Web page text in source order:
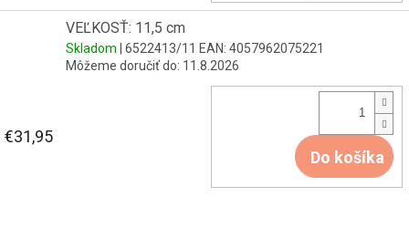
VEĽKOSŤ: 11,5 cm
Skladom | 6522413/11 EAN: 4057962075221
Môžeme doručiť do: 11.8.2026
€31,95
Do košíka